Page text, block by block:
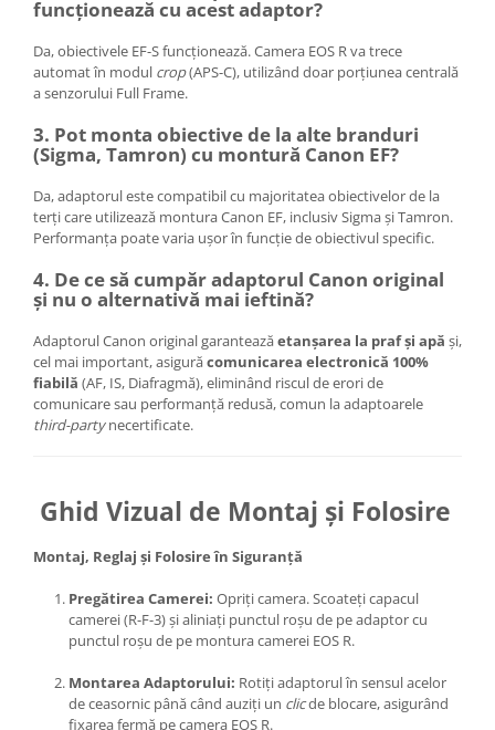
funcționează cu acest adaptor?
Da, obiectivele EF-S funcționează. Camera EOS R va trece
automat în modul crop(APS-C), utilizând doar porțiunea centrală
a senzorului Full Frame.
3. Pot monta obiective de la alte branduri
(Sigma, Tamron) cu montură Canon EF?
Da, adaptorul este compatibil cu majoritatea obiectivelor de la
terți care utilizează montura Canon EF, inclusiv Sigma și Tamron.
Performanța poate varia ușor în funcție de obiectivul specific.
4. De ce să cumpăr adaptorul Canon original
și nu o alternativă mai ieftină?
Adaptorul Canon original garanteazăetanșarea la praf și apă și,
cel mai important, asigurăcomunicarea electronică 100%
fiabilă (AF, IS, Diafragmă), eliminând riscul de erori de
comunicare sau performanță redusă, comun la adaptoarele
third-partynecertificate.
Ghid Vizual de Montaj și Folosire
Montaj, Reglaj și Folosire în Siguranță
Pregătirea Camerei: Opriți camera. Scoateți capacul
camerei (R-F-3) și aliniați punctul roșu de pe adaptor cu
punctul roșu de pe montura camerei EOS R.
Montarea Adaptorului: Rotiți adaptorul în sensul acelor
de ceasornic până când auziți un clicde blocare, asigurând
fixarea fermă pe camera EOS R.